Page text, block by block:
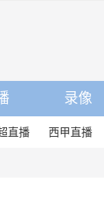
录像
直播 西甲直播